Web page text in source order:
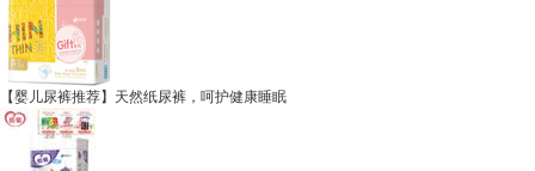
【婴儿尿裤推荐】天然纸尿裤，呵护健康睡眠